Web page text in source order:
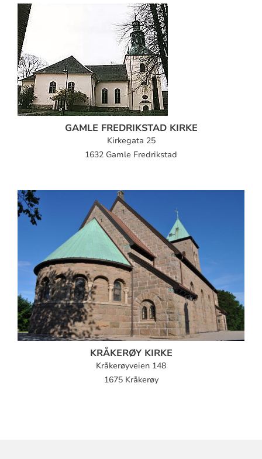
GAMLE FREDRIKSTAD KIRKE
Kirkegata 25
1632 Gamle Fredrikstad
KRÅKERØY KIRKE
Kråkerøyveien 148
1675 Kråkerøy